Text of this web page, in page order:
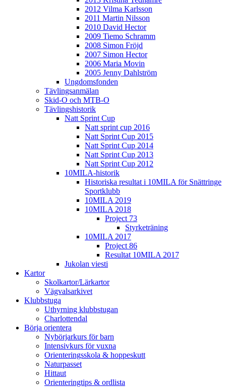
2012 Vilma Karlsson
2011 Martin Nilsson
2010 David Hector
2009 Tiemo Schramm
2008 Simon Fröjd
2007 Simon Hector
2006 Maria Movin
2005 Jenny Dahlström
Ungdomsfonden
Tävlingsanmälan
Skid-O och MTB-O
Tävlingshistorik
Natt Sprint Cup
Natt sprint cup 2016
Natt Sprint Cup 2015
Natt Sprint Cup 2014
Natt Sprint Cup 2013
Natt Sprint Cup 2012
10MILA-historik
Historiska resultat i 10MILA för Snättringe
Sportklubb
10MILA 2019
10MILA 2018
Project 73
Styrketräning
10MILA 2017
Project 86
Resultat 10MILA 2017
Jukolan viesti
Kartor
Skolkartor/Lärkartor
Vägvalsarkivet
Klubbstuga
Uthyrning klubbstugan
Charlottendal
Börja orientera
Nybörjarkurs för barn
Intensivkurs för vuxna
Orienteringsskola & hoppeskutt
Naturpasset
Hittaut
Orienteringtips & ordlista